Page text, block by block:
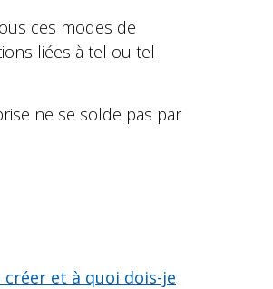
ces modes de
liées à tel ou tel
ne se solde pas par
créer et à quoi dois-je